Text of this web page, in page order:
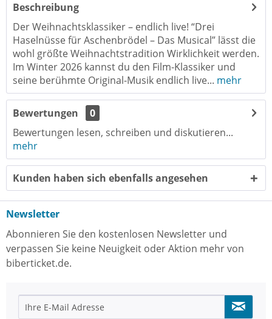
Beschreibung
Der Weihnachtsklassiker – endlich live! “Drei
Haselnüsse für Aschenbrödel – Das Musical” lässt die
wohl größte Weihnachtstradition Wirklichkeit werden.
Im Winter 2026 kannst du den Film-Klassiker und
seine berühmte Original-Musik endlich live... mehr
Bewertungen
0
Bewertungen lesen, schreiben und diskutieren...
mehr
Kunden haben sich ebenfalls angesehen
Newsletter
Abonnieren Sie den kostenlosen Newsletter und
verpassen Sie keine Neuigkeit oder Aktion mehr von
biberticket.de.